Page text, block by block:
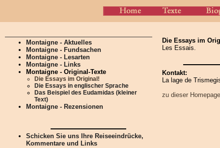
Montaigne - Aktuelles
Montaigne - Fundsachen
Montaigne - Lesarten
Montaigne - Links
Montaigne - Original-Texte
Die Essays im Original!
Die Essays in englischer Sprache
Das Beispiel des Eudamidas (kleiner
Text)
Montaigne - Rezensionen
Schicken Sie uns Ihre Reiseeindrücke,
Kommentare und Links
Die Essays im
Les Essais.
Kontakt:
La lage de
zu dieser Homepage